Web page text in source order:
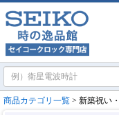
商品カテゴリ一覧 > 新築祝い